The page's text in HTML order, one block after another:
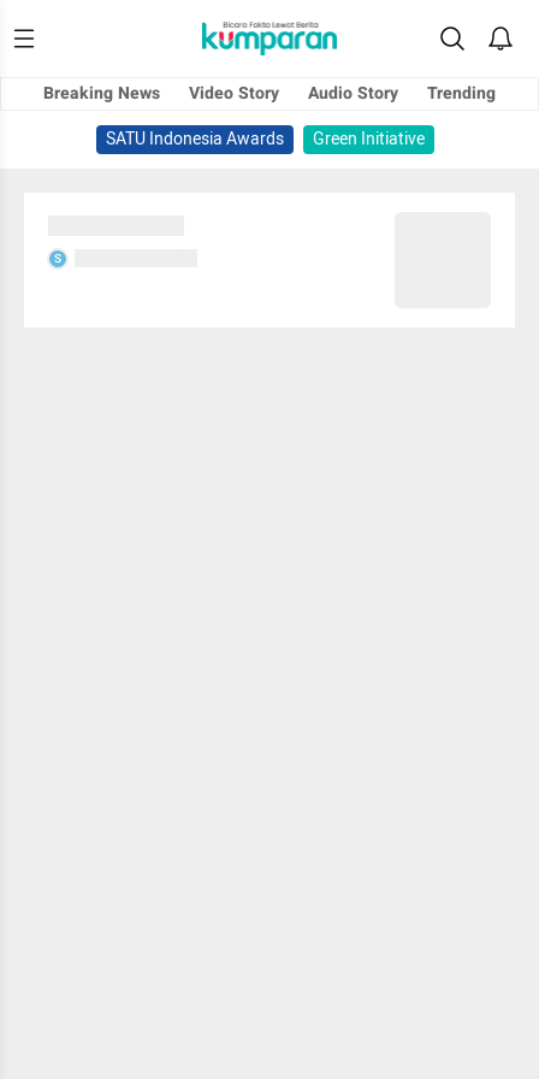
Breaking News Video Story Audio Story
Trending
SATU Indonesia Awards
Green Initiative
S